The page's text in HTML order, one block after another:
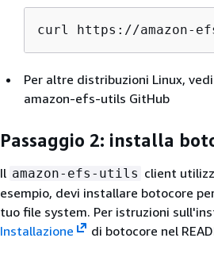
curl https://amazon-
Per altre distribuzioni Linux, vedi
amazon-efs-utils GitHub
Passaggio 2: installa
Il amazon-efs-utils client
esempio, devi installare botocore
tuo file system. Per istruzioni
Installazione
di botocore nel